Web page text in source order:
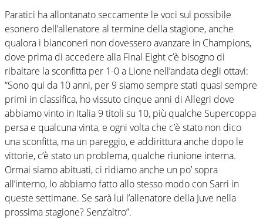
Paratici ha allontanato seccamente le voci sul possibile
esonero dell’allenatore al termine della stagione, anche
qualora i bianconeri non dovessero avanzare in Champions,
dove prima di accedere alla Final Eight c’è bisogno di
ribaltare la sconfitta per 1-0 a Lione nell’andata degli ottavi:
“Sono qui da 10 anni, per 9 siamo sempre stati quasi sempre
primi in classifica, ho vissuto cinque anni di Allegri dove
abbiamo vinto in Italia 9 titoli su 10, più qualche Supercoppa
persa e qualcuna vinta, e ogni volta che c’è stato non dico
una sconfitta, ma un pareggio, e addirittura anche dopo le
vittorie, c’è stato un problema, qualche riunione interna.
Ormai siamo abituati, ci ridiamo anche un po’ sopra
all’interno, lo abbiamo fatto allo stesso modo con Sarri in
queste settimane. Se sarà lui l’allenatore della Juve nella
prossima stagione? Senz’altro”.